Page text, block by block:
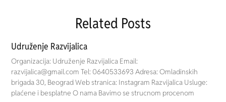
Related Posts
Udruženje Razvijalica
Organizacija: Udruženje Razvijalica Email:
razvijalica@gmail.com Tel: 0640533693 Adresa: Omladinskih
brigada 30, Beograd Web stranica: Instagram Razvijalica Usluge:
plaćene i besplatne O nama Bavimo se strucnom procenom